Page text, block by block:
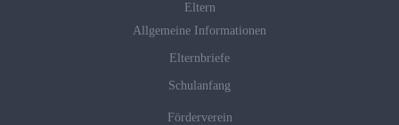
Eltern
Allgemeine Informationen
Elternbriefe
Schulanfang
Förderverein